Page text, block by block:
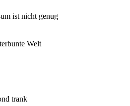
ist nicht genug
Welt
trank